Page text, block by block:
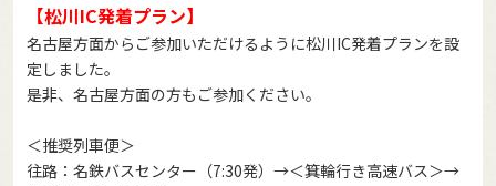
【松川IC発着プラン】
名古屋方面からご参加いただけるように松川IC発着プランを設
定しました。
是非、名古屋方面の方もご参加ください。
＜推奨列車便＞
往路：名鉄バスセンター（7:30発）→＜箕輪行き高速バス＞→